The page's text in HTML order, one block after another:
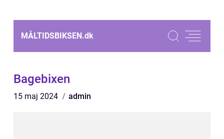
MÅLTIDSBIKSEN.dk
Bagebixen
15 maj 2024 admin